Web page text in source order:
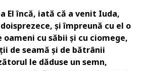
El încă, iată că a venit Iuda,
și împreună cu el o
cu săbii și cu ciomege,
de seamă și de bătrânii
le dăduse un semn,